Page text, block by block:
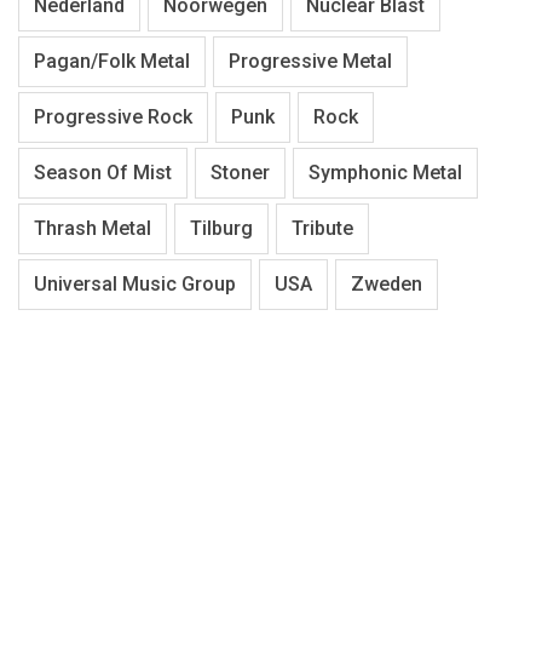
Nederland Noorwegen Nuclear Blast
Pagan/Folk Metal Progressive Metal
Progressive Rock Punk Rock
Season Of Mist Stoner Symphonic Metal
Thrash Metal Tilburg Tribute
Universal Music Group USA Zweden